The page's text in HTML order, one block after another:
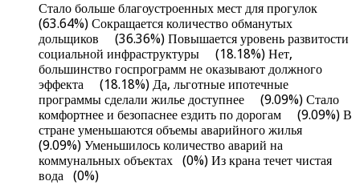
Стало больше благоустроенных мест для прогулок
(63.64%) Сокращается количество обманутых
дольщиков (36.36%) Повышается уровень развитости
социальной инфраструктуры (18.18%) Нет,
большинство госпрограмм не оказывают должного
эффекта (18.18%) Да, льготные ипотечные
программы сделали жилье доступнее (9.09%) Стало
комфортнее и безопаснее ездить по дорогам (9.09%) В
стране уменьшаются объемы аварийного жилья
(9.09%) Уменьшилось количество аварий на
коммунальных объектах (0%) Из крана течет чистая
вода (0%)